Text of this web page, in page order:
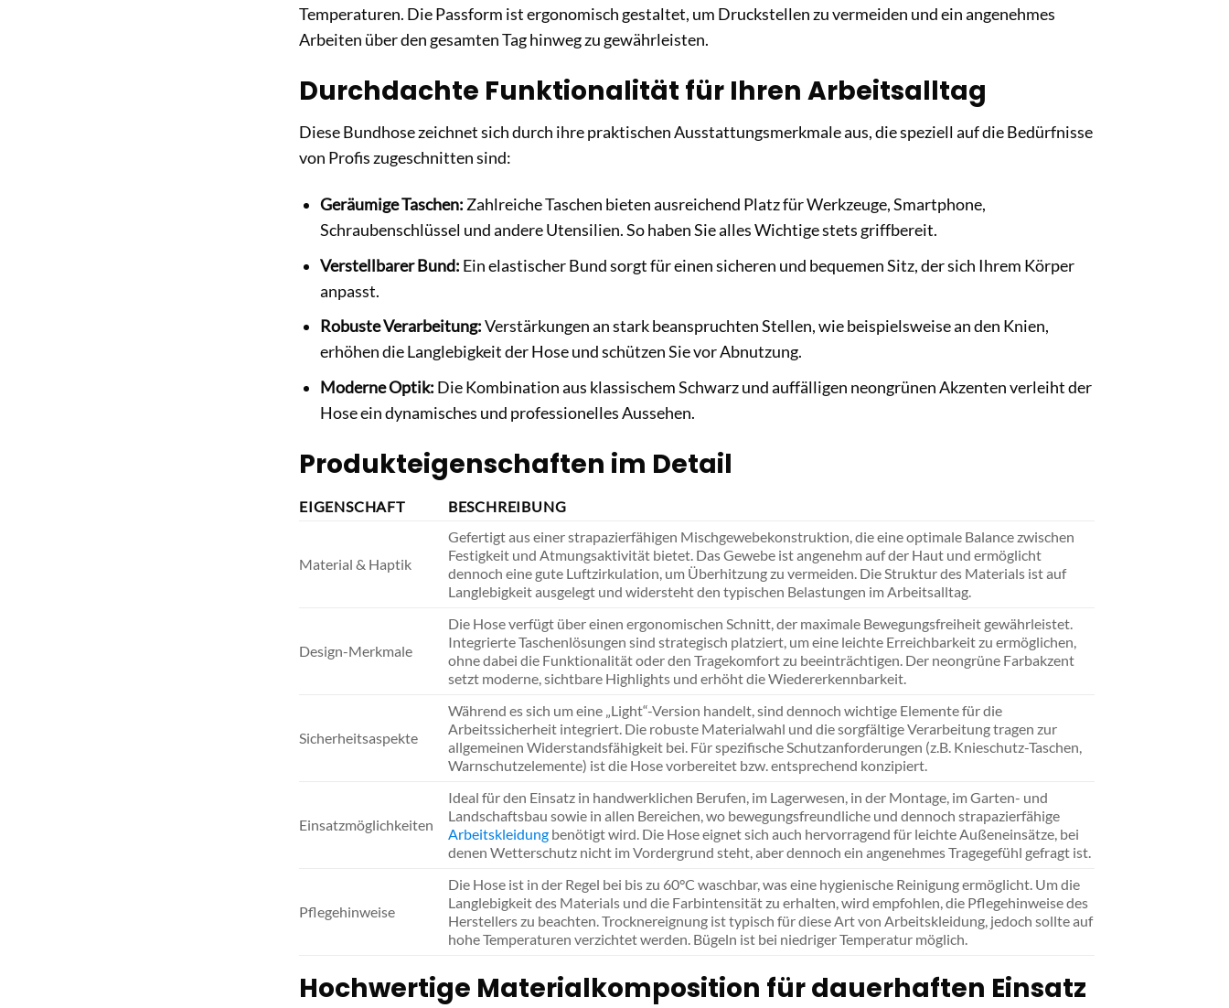
Temperaturen. Die Passform ist ergonomisch gestaltet, um Druckstellen zu vermeiden und ein angenehmes
Arbeiten über den gesamten Tag hinweg zu gewährleisten.
Durchdachte Funktionalität für Ihren Arbeitsalltag
Diese Bundhose zeichnet sich durch ihre praktischen Ausstattungsmerkmale aus, die speziell auf die Bedürfnisse
von Profis zugeschnitten sind:
Geräumige Taschen:Zahlreiche Taschen bieten ausreichend Platz für Werkzeuge, Smartphone,
Schraubenschlüssel und andere Utensilien. So haben Sie alles Wichtige stets griffbereit.
Verstellbarer Bund: Ein elastischer Bund sorgt für einen sicheren und bequemen Sitz, der sich Ihrem Körper
anpasst.
Robuste Verarbeitung:Verstärkungen an stark beanspruchten Stellen, wie beispielsweise an den Knien,
erhöhen die Langlebigkeit der Hose und schützen Sie vor Abnutzung.
Moderne Optik: Die Kombination aus klassischem Schwarz und auffälligen neongrünen Akzenten verleiht der
Hose ein dynamisches und professionelles Aussehen.
Produkteigenschaften im Detail
EIGENSCHAFT BESCHREIBUNG
Material & Haptik
Gefertigt aus einer strapazierfähigen Mischgewebekonstruktion, die eine optimale Balance zwischen
Festigkeit und Atmungsaktivität bietet. Das Gewebe ist angenehm auf der Haut und ermöglicht
dennoch eine gute Luftzirkulation, um Überhitzung zu vermeiden. Die Struktur des Materials ist auf
Langlebigkeit ausgelegt und widersteht den typischen Belastungen im Arbeitsalltag.
Design-Merkmale
Die Hose verfügt über einen ergonomischen Schnitt, der maximale Bewegungsfreiheit gewährleistet.
Integrierte Taschenlösungen sind strategisch platziert, um eine leichte Erreichbarkeit zu ermöglichen,
ohne dabei die Funktionalität oder den Tragekomfort zu beeinträchtigen. Der neongrüne Farbakzent
setzt moderne, sichtbare Highlights und erhöht die Wiedererkennbarkeit.
Sicherheitsaspekte
Während es sich um eine „Light“-Version handelt, sind dennoch wichtige Elemente für die
Arbeitssicherheit integriert. Die robuste Materialwahl und die sorgfältige Verarbeitung tragen zur
allgemeinen Widerstandsfähigkeit bei. Für spezifische Schutzanforderungen (z.B. Knieschutz-Taschen,
Warnschutzelemente) ist die Hose vorbereitet bzw. entsprechend konzipiert.
Einsatzmöglichkeiten
Ideal für den Einsatz in handwerklichen Berufen, im Lagerwesen, in der Montage, im Garten- und
Landschaftsbau sowie in allen Bereichen, wo bewegungsfreundliche und dennoch strapazierfähige
Arbeitskleidungbenötigt wird. Die Hose eignet sich auch hervorragend für leichte Außeneinsätze, bei
denen Wetterschutz nicht im Vordergrund steht, aber dennoch ein angenehmes Tragegefühl gefragt ist.
Pflegehinweise
Die Hose ist in der Regel bei bis zu 60°C waschbar, was eine hygienische Reinigung ermöglicht. Um die
Langlebigkeit des Materials und die Farbintensität zu erhalten, wird empfohlen, die Pflegehinweise des
Herstellers zu beachten. Trocknereignung ist typisch für diese Art von Arbeitskleidung, jedoch sollte auf
hohe Temperaturen verzichtet werden. Bügeln ist bei niedriger Temperatur möglich.
Hochwertige Materialkomposition für dauerhaften Einsatz